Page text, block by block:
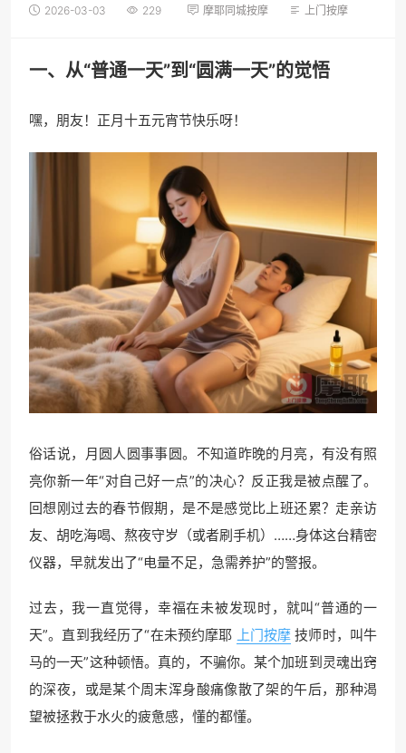
2026-03-03 229 摩耶同城按摩 上门按摩
一、从“普通一天”到“圆满一天”的觉悟
嘿，朋友！正月十五元宵节快乐呀！
俗话说，月圆人圆事事圆。不知道昨晚的月亮，有没有照
亮你新一年“对自己好一点”的决心？反正我是被点醒了。
回想刚过去的春节假期，是不是感觉比上班还累？走亲访
友、胡吃海喝、熬夜守岁（或者刷手机）……身体这台精密
仪器，早就发出了“电量不足，急需养护”的警报。
过去，我一直觉得，幸福在未被发现时，就叫“普通的一
天”。直到我经历了“在未预约摩耶 上门按摩 技师时，叫牛
马的一天”这种顿悟。真的，不骗你。某个加班到灵魂出窍
的深夜，或是某个周末浑身酸痛像散了架的午后，那种渴
望被拯救于水火的疲惫感，懂的都懂。